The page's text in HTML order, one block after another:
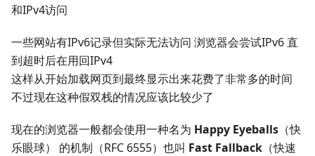
和IPv4访问
一些网站有IPv6记录但实际无法访问 浏览器会尝试IPv6 直
到超时后在用回IPv4
这样从开始加载网页到最终显示出来花费了非常多的时间
不过现在这种假双栈的情况应该比较少了
现在的浏览器一般都会使用一种名为 Happy Eyeballs （快
乐眼球） 的机制（RFC 6555）也叫 Fast Fallback （快速